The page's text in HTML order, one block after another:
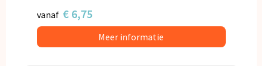
vanaf € 6,75
Meer informatie